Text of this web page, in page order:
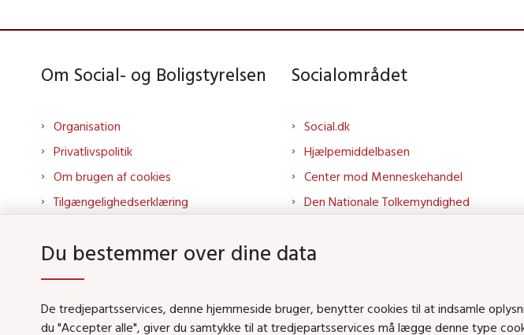
Om Social- og Boligstyrelsen
Organisation
Privatlivspolitik
Om brugen af cookies
Tilgængelighedserklæring
Kontakt os
Whistleblowerordning
About us
Socialområdet
Social.dk
Hjælpemiddelbasen
Center mod Menneskehandel
Den Nationale Tolkemyndighed
Tolkeportalen
Socialområdet på YouTube
Podcasts på SoundCloud
Du bestemmer over dine data
De tredjepartsservices, denne hjemmeside bruger, benytter cookies til at indsamle
du "Accepter alle", giver du samtykke til at tredjepartsservices må lægge denne type